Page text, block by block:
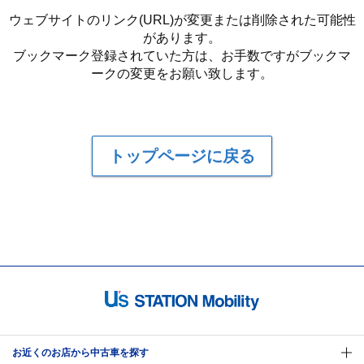
ウェブサイトのリンク(URL)が変更または削除された可能性
があります。
ブックマーク登録されていた方は、お手数ですがブックマ
ークの変更をお願い致します。
トップページに戻る
お近くのお店から中古車を探す